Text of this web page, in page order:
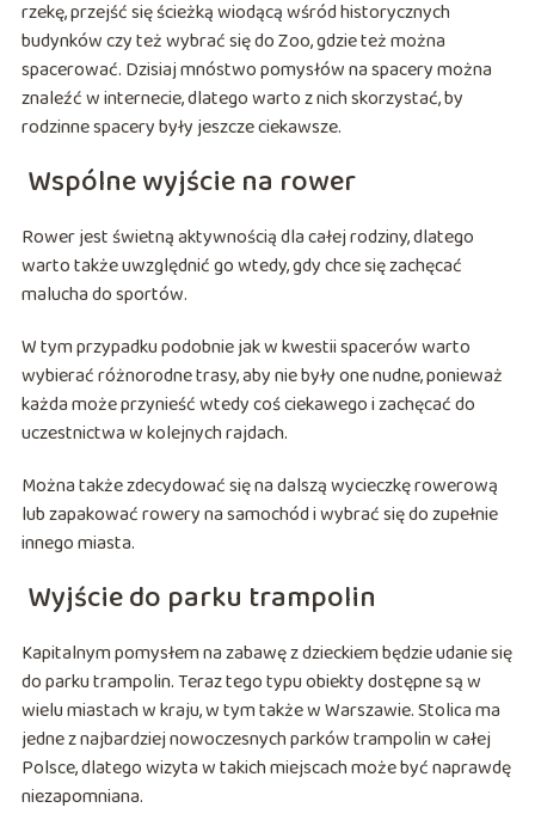
rzekę, przejść się ścieżką wiodącą wśród historycznych
budynków czy też wybrać się do Zoo, gdzie też można
spacerować. Dzisiaj mnóstwo pomysłów na spacery można
znaleźć w internecie, dlatego warto z nich skorzystać, by
rodzinne spacery były jeszcze ciekawsze.
Wspólne wyjście na rower
Rower jest świetną aktywnością dla całej rodziny, dlatego
warto także uwzględnić go wtedy, gdy chce się zachęcać
malucha do sportów.
W tym przypadku podobnie jak w kwestii spacerów warto
wybierać różnorodne trasy, aby nie były one nudne, ponieważ
każda może przynieść wtedy coś ciekawego i zachęcać do
uczestnictwa w kolejnych rajdach.
Można także zdecydować się na dalszą wycieczkę rowerową
lub zapakować rowery na samochód i wybrać się do zupełnie
innego miasta.
Wyjście do parku trampolin
Kapitalnym pomysłem na zabawę z dzieckiem będzie udanie się
do parku trampolin. Teraz tego typu obiekty dostępne są w
wielu miastach w kraju, w tym także w Warszawie. Stolica ma
jedne z najbardziej nowoczesnych parków trampolin w całej
Polsce, dlatego wizyta w takich miejscach może być naprawdę
niezapomniana.